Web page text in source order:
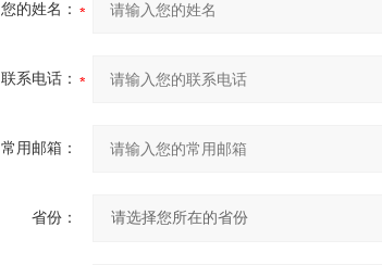
您的姓名：
联系电话：
常用邮箱：
省份：